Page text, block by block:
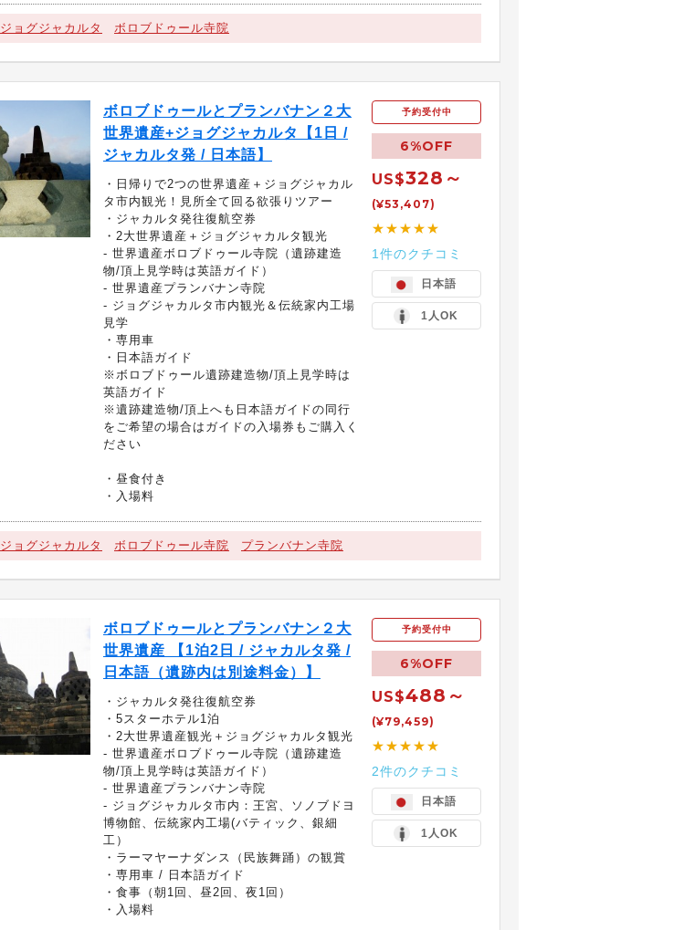
ジョグジャカルタ ボロブドゥール寺院
ボロブドゥールとプランバナン２大
世界遺産+ジョグジャカルタ【1日 /
ジャカルタ発 / 日本語】
・日帰りで2つの世界遺産＋ジョグジャカル
タ市内観光！見所全て回る欲張りツアー
・ジャカルタ発往復航空券
・2大世界遺産＋ジョグジャカルタ観光
- 世界遺産ボロブドゥール寺院（遺跡建造
物/頂上見学時は英語ガイド）
- 世界遺産プランバナン寺院
- ジョグジャカルタ市内観光＆伝統家内工場
見学
・専用車
・日本語ガイド
※ボロブドゥール遺跡建造物/頂上見学時は
英語ガイド
※遺跡建造物/頂上へも日本語ガイドの同行
をご希望の場合はガイドの入場券もご購入く
ださい
・昼食付き
・入場料
予約受付中
6%OFF
US$328～
(¥53,407)
★★★★★
1件のクチコミ
日本語
1人OK
ジョグジャカルタ ボロブドゥール寺院 プランバナン寺院
ボロブドゥールとプランバナン２大
世界遺産 【1泊2日 / ジャカルタ発 /
日本語（遺跡内は別途料金）】
・ジャカルタ発往復航空券
・5スターホテル1泊
・2大世界遺産観光＋ジョグジャカルタ観光
- 世界遺産ボロブドゥール寺院（遺跡建造
物/頂上見学時は英語ガイド）
- 世界遺産プランバナン寺院
- ジョグジャカルタ市内：王宮、ソノブドヨ
博物館、伝統家内工場(バティック、銀細
工）
・ラーマヤーナダンス（民族舞踊）の観賞
・専用車 / 日本語ガイド
・食事（朝1回、昼2回、夜1回）
・入場料
予約受付中
6%OFF
US$488～
(¥79,459)
★★★★★
2件のクチコミ
日本語
1人OK